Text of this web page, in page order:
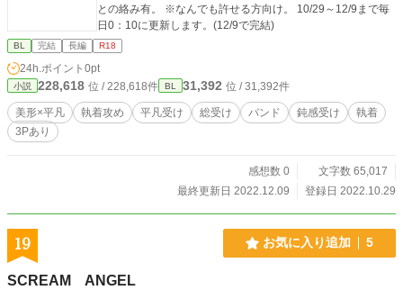
との絡み有。 ※なんでも許せる方向け。 10/29～12/9まで毎
日0：10に更新します。(12/9で完結)
BL 完結 長編 R18
24h.ポイント 0pt
小説 228,618 位 / 228,618件 BL 31,392 位 / 31,392件
美形×平凡 執着攻め 平凡受け 総受け バンド 鈍感受け
執着
3Pあり
感想数 0
文字数 65,017
最終更新日 2022.12.09
登録日 2022.10.29
19 お気に入り追加 5
SCREAM ANGEL